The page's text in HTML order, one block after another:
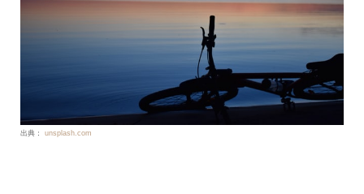
出典： unsplash.com